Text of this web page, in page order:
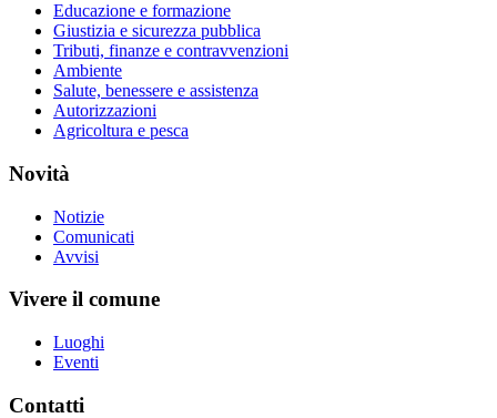
Educazione e formazione
Giustizia e sicurezza pubblica
Tributi, finanze e contravvenzioni
Ambiente
Salute, benessere e assistenza
Autorizzazioni
Agricoltura e pesca
Novità
Notizie
Comunicati
Avvisi
Vivere il comune
Luoghi
Eventi
Contatti